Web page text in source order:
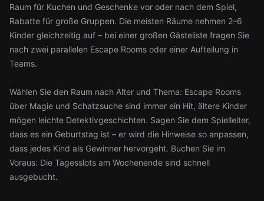
Raum für Kuchen und Geschenke vor oder nach dem Spiel,
Rabatte für große Gruppen. Die meisten Räume nehmen 2–6
Kinder gleichzeitig auf – bei einer großen Gästeliste fragen Sie
nach zwei parallelen Escape Rooms oder einer Aufteilung in
Teams.
Wählen Sie den Raum nach Alter und Thema: Escape Rooms
über Magie und Schatzsuche sind immer ein Hit, ältere Kinder
mögen leichte Detektivgeschichten. Sagen Sie dem Spielleiter,
dass es ein Geburtstag ist – er wird die Hinweise so anpassen,
dass jedes Kind als Gewinner hervorgeht. Buchen Sie im
Voraus: Die Tagesslots am Wochenende sind schnell
ausgebucht.